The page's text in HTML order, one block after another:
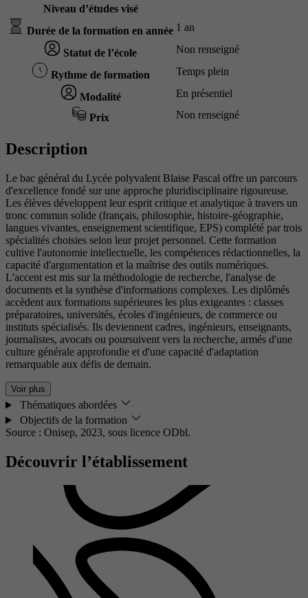
Niveau d’études visé
Durée de la formation en année 1 an
Statut de l’école Non renseigné
Rythme de formation Temps plein
Modalité En présentiel
Prix Non renseigné
Description
Le bac général du Lycée polyvalent Blaise Pascal offre un parcours
d'excellence fondé sur une approche pluridisciplinaire rigoureuse.
Les élèves développent leur esprit critique et analytique à travers un
tronc commun solide (français, philosophie, histoire-géographie,
langues vivantes, enseignement scientifique, EPS) complété par trois
spécialités choisies selon leur projet personnel. Cette formation
cultive l'autonomie intellectuelle, les compétences rédactionnelles, la
capacité d'argumentation et la maîtrise des outils numériques.
L'accent est mis sur la méthodologie de recherche, l'analyse de
documents et la synthèse d'informations complexes. Les diplômés
accèdent aux formations supérieures les plus exigeantes : classes
préparatoires, universités, écoles d'ingénieurs, de commerce ou
instituts spécialisés. Ils deviennent cadres, ingénieurs, enseignants,
journalistes, avocats ou poursuivent vers la recherche, armés d'une
culture générale approfondie et d'une capacité d'adaptation
remarquable aux défis de demain.
Voir plus
Thématiques abordées
Objectifs de la formation
Source : Onisep, 2023, sous licence ODbl.
Découvrir l’établissement